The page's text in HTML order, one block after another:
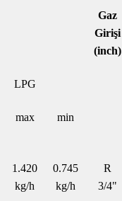
Gaz
Girişi
(inch)
LPG
max min
1.420
kg/h
0.745
kg/h
R
3/4"